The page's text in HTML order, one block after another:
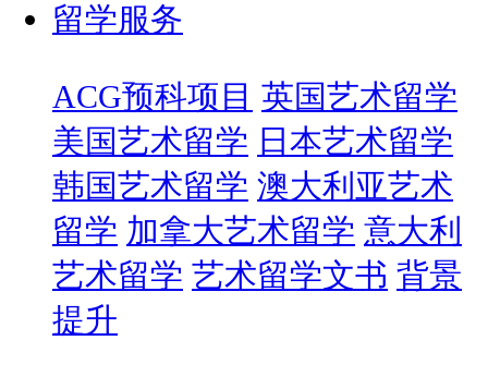
留学服务
ACG预科项目 英国艺术留学
美国艺术留学 日本艺术留学
韩国艺术留学 澳大利亚艺术
留学 加拿大艺术留学 意大利
艺术留学 艺术留学文书 背景
提升